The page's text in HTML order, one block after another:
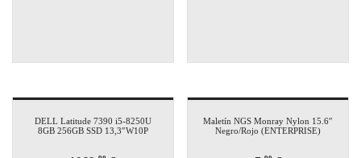
DELL Latitude 7390 i5-8250U
8GB 256GB SSD 13,3″W10P
Maletín NGS Monray Nylon 15.6″
Negro/Rojo (ENTERPRISE)